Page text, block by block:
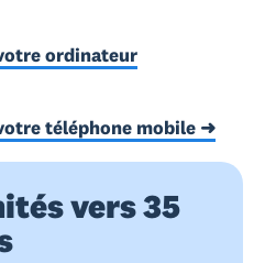
ordinateur
téléphone mobile ➜
vers 35